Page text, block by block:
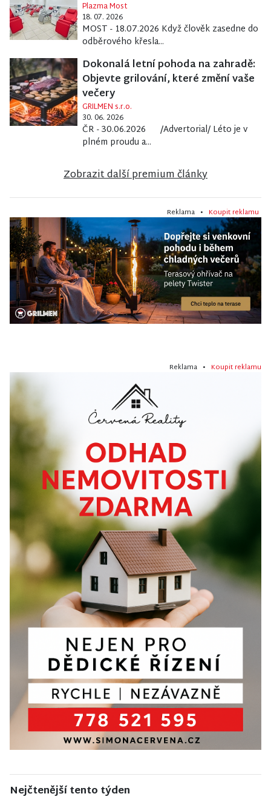
Plazma Most
18. 07. 2026
MOST - 18.07.2026 Když člověk zasedne do
odběrového křesla...
Dokonalá letní pohoda na zahradě:
Objevte grilování, které změní vaše
večery
GRILMEN s.r.o.
30. 06. 2026
ČR - 30.06.2026 /Advertorial/ Léto je v
plném proudu a...
Zobrazit další premium články
Reklama • Koupit reklamu
Reklama • Koupit reklamu
Nejčtenější tento týden